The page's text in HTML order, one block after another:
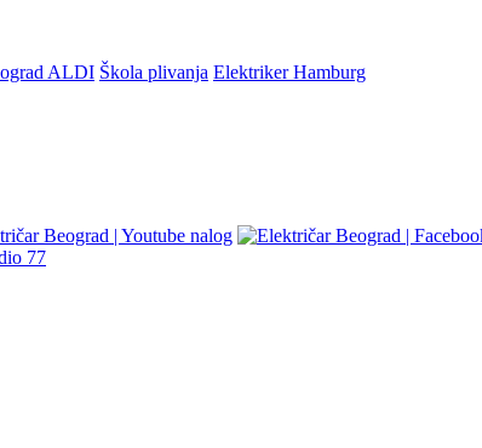
ALDI Škola plivanja Elektriker Hamburg
77